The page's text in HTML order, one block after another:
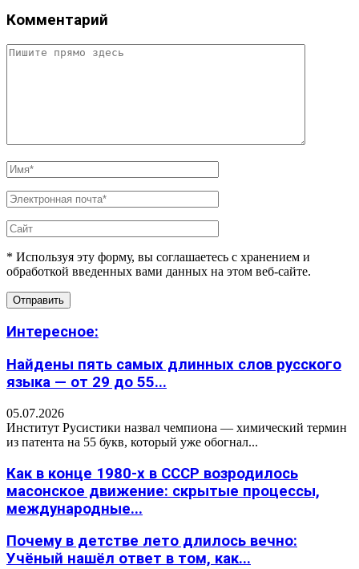
Комментарий
* Используя эту форму, вы соглашаетесь с хранением и
обработкой введенных вами данных на этом веб-сайте.
Интересное:
Найдены пять самых длинных слов русского
языка — от 29 до 55...
05.07.2026
Институт Русистики назвал чемпиона — химический термин
из патента на 55 букв, который уже обогнал...
Как в конце 1980-х в СССР возродилось
масонское движение: скрытые процессы,
международные...
Почему в детстве лето длилось вечно:
Учёный нашёл ответ в том, как...